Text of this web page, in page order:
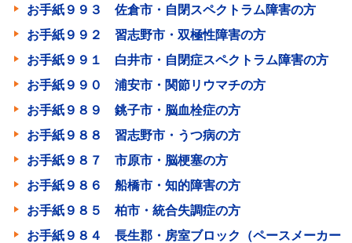
お手紙９９３ 佐倉市・自閉スペクトラム障害の方
お手紙９９２ 習志野市・双極性障害の方
お手紙９９１ 白井市・自閉症スペクトラム障害の方
お手紙９９０ 浦安市・関節リウマチの方
お手紙９８９ 銚子市・脳血栓症の方
お手紙９８８ 習志野市・うつ病の方
お手紙９８７ 市原市・脳梗塞の方
お手紙９８６ 船橋市・知的障害の方
お手紙９８５ 柏市・統合失調症の方
お手紙９８４ 長生郡・房室ブロック（ペースメーカー